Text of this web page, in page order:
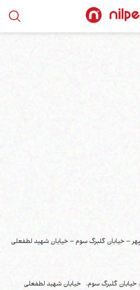
– خیابان گلبرگ سوم – خیابان شهید لطفعلی
خیابان گلبرگ سوم، خیابان شهید لطفعلی